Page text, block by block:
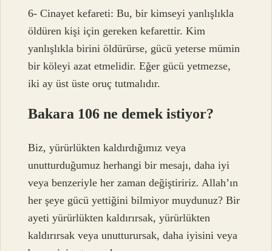
6- Cinayet kefareti: Bu, bir kimseyi yanlışlıkla
öldüren kişi için gereken kefarettir. Kim
yanlışlıkla birini öldürürse, gücü yeterse mümin
bir köleyi azat etmelidir. Eğer gücü yetmezse,
iki ay üst üste oruç tutmalıdır.
Bakara 106 ne demek istiyor?
Biz, yürürlükten kaldırdığımız veya
unutturduğumuz herhangi bir mesajı, daha iyi
veya benzeriyle her zaman değiştiririz. Allah’ın
her şeye gücü yettiğini bilmiyor muydunuz? Bir
ayeti yürürlükten kaldırırsak, yürürlükten
kaldırırsak veya unutturursak, daha iyisini veya